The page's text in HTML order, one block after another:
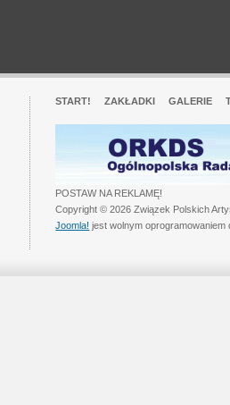
START! ZAKŁADKI GALERIE
POSTAW NA REKLAMĘ!
Copyright © 2026 Związek Polskich
Joomla! jest wolnym